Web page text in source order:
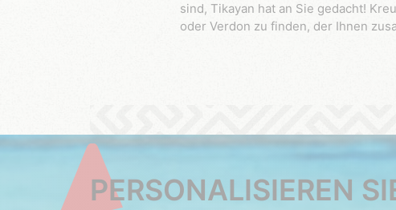
sind, Tikayan hat an Sie gedacht!
oder Verdon zu finden, der Ihnen
PERSONALISIEREN